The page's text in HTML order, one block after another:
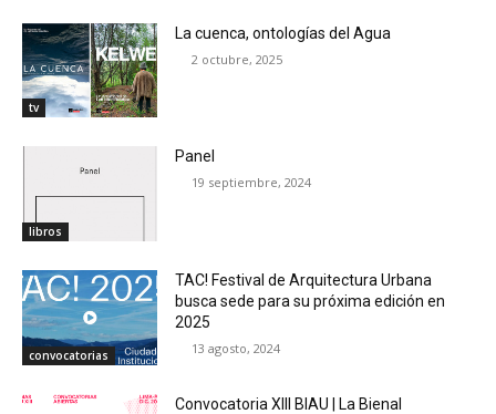
tv
La cuenca, ontologías del Agua
2 octubre, 2025
libros
Panel
19 septiembre, 2024
convocatorias
TAC! Festival de Arquitectura Urbana
busca sede para su próxima edición en
2025
13 agosto, 2024
Convocatoria XIII BIAU | La Bienal